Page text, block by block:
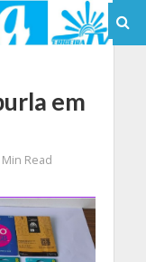
em
Min Read